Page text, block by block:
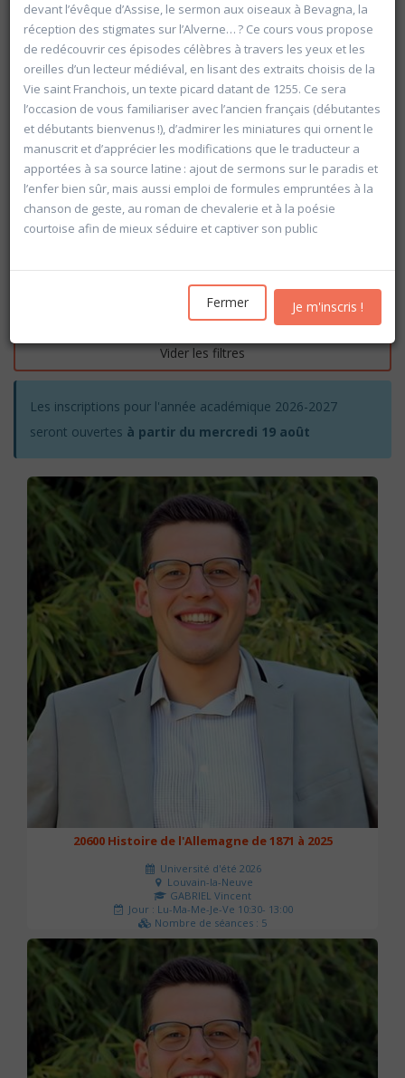
Rechercher
Vider les filtres
Les inscriptions pour l'année académique 2026-2027
seront ouvertes à partir du mercredi 19 août
20600 Histoire de l'Allemagne de 1871 à 2025
Université d'été 2026
Louvain-la-Neuve
GABRIEL Vincent
Jour : Lu-Ma-Me-Je-Ve 10:30- 13:00
Nombre de séances : 5
120 €
devant l’évêque d’Assise, le sermon aux oiseaux à Bevagna, la
réception des stigmates sur l’Alverne… ? Ce cours vous propose
de redécouvrir ces épisodes célèbres à travers les yeux et les
oreilles d’un lecteur médiéval, en lisant des extraits choisis de la
Vie saint Franchois, un texte picard datant de 1255. Ce sera
l’occasion de vous familiariser avec l’ancien français (débutantes
et débutants bienvenus !), d’admirer les miniatures qui ornent le
manuscrit et d’apprécier les modifications que le traducteur a
apportées à sa source latine : ajout de sermons sur le paradis et
l’enfer bien sûr, mais aussi emploi de formules empruntées à la
chanson de geste, au roman de chevalerie et à la poésie
courtoise afin de mieux séduire et captiver son public
Fermer Je m'inscris !